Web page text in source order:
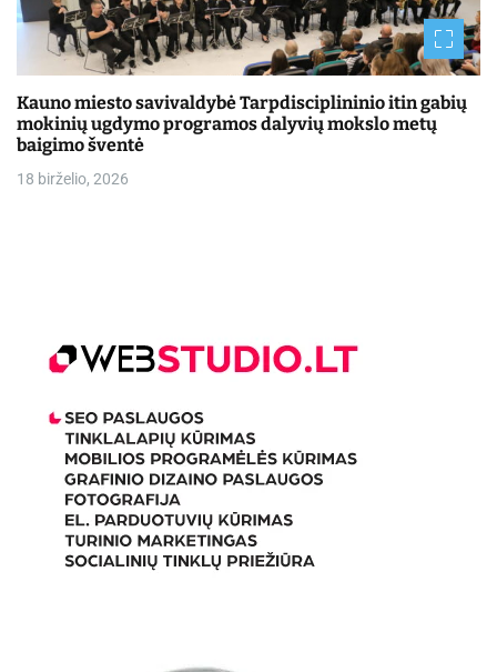
Kauno miesto savivaldybė Tarpdisciplininio itin gabių
mokinių ugdymo programos dalyvių mokslo metų
baigimo šventė
18 birželio, 2026